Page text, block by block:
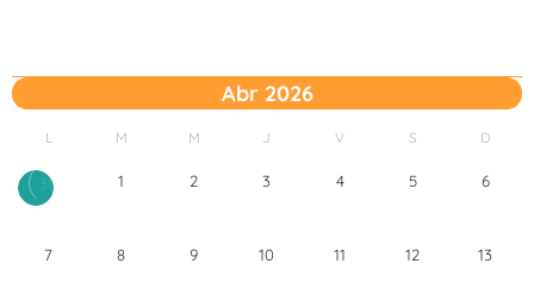
Abr 2026
L M M J V S D
30 1 2 3 4 5 6
7 8 9 10 11 12 13